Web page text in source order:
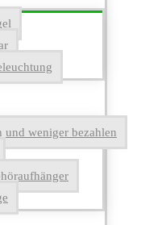
weniger bezahlen